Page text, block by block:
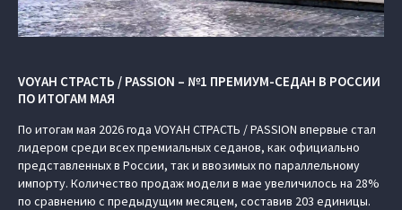
VOYAH СТРАСТЬ / PASSION – №1 ПРЕМИУМ-СЕДАН В РОССИИ
ПО ИТОГАМ МАЯ
По итогам мая 2026 года VOYAH СТРАСТЬ / PASSION впервые стал
лидером среди всех премиальных седанов, как официально
представленных в России, так и ввозимых по параллельному
импорту. Количество продаж модели в мае увеличилось на 28%
по сравнению с предыдущим месяцем, составив 203 единицы.